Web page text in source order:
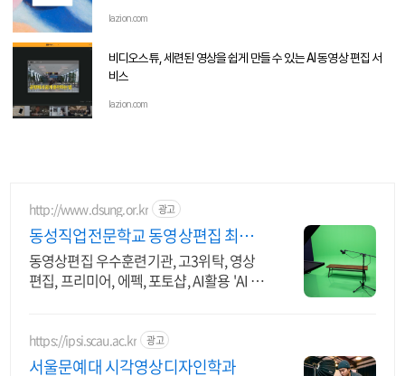
lazion.com
비디오스튜, 세련된 영상을 쉽게 만들 수 있는 AI 동영상 편집 서
비스
lazion.com
http://www.dsung.or.kr 광고
동성직업전문학교 동영상편집 최신
AI활용 기능 습득
동영상편집 우수훈련기관, 고3위탁, 영상
편집, 프리미어, 에펙, 포토샵, AI활용 'AI 기
https://ipsi.scau.ac.kr 광고
서울문예대 시각영상디자인학과